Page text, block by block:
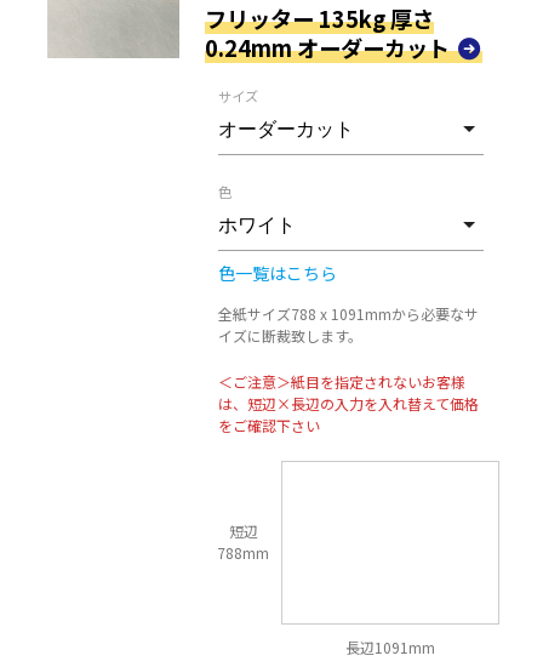
フリッター 135kg 厚さ
0.24mm オーダーカット
サイズ
色
色一覧はこちら
全紙サイズ788 x 1091mmから必要なサ
イズに断裁致します。
＜ご注意＞紙目を指定されないお客様
は、短辺×長辺の入力を入れ替えて価格
をご確認下さい
短辺
788mm
長辺1091mm